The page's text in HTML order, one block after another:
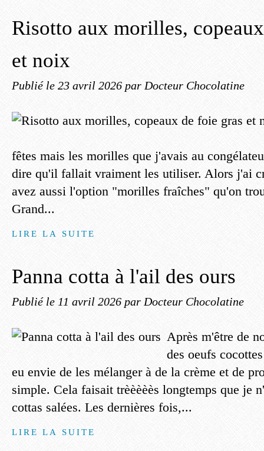
Risotto aux morilles,
et noix
Publié le 23 avril 2026 par Docteur Chocolatine
fêtes mais les morilles que j'avais au
dire qu'il fallait vraiment les utiliser. Alors j'ai
avez aussi l'option "morilles fraîches" qu'on
Grand...
LIRE LA SUITE
Panna cotta à l'ail des ours
Publié le 11 avril 2026 par Docteur Chocolatine
Après m'être de
des oeufs
eu envie de les mélanger à de la crème et de
simple. Cela faisait trèèèèès longtemps que je
cottas salées. Les dernières fois,...
LIRE LA SUITE